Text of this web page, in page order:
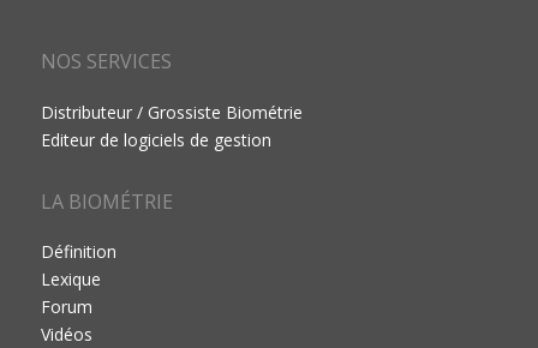
NOS SERVICES
Distributeur / Grossiste Biométrie
Editeur de logiciels de gestion
LA BIOMÉTRIE
Définition
Lexique
Forum
Vidéos